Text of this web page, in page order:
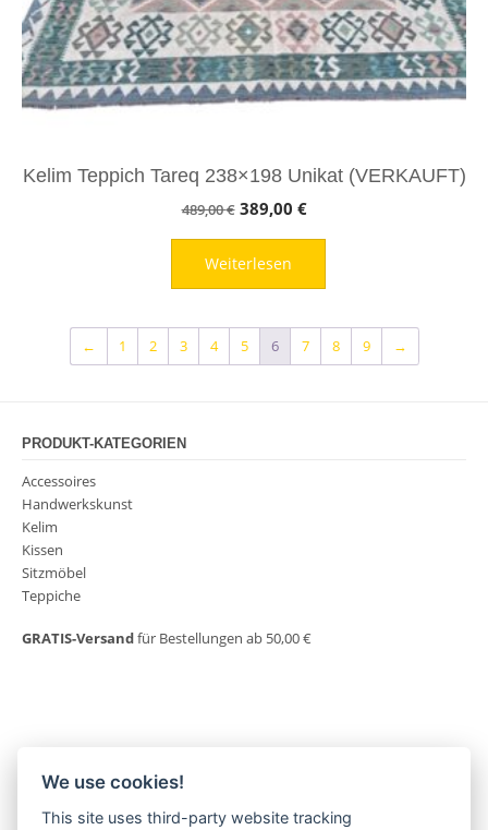
Kelim Teppich Tareq 238×198 Unikat (VERKAUFT)
489,00€ Ursprünglicher
Preis
war:
489,00 €
389,00 €Aktueller
Preis
389,00 €.
Weiterlesen
← 1 2 3 4 5 6 7 8 9 →
PRODUKT-KATEGORIEN
Accessoires
Handwerkskunst
Kelim
Kissen
Sitzmöbel
Teppiche
GRATIS-Versandfür Bestellungen ab 50,00 €
MORGENLAND-BAZAR
We use cookies!
This site uses third-party website tracking